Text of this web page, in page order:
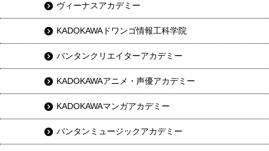
ヴィーナスアカデミー
KADOKAWAドワンゴ情報工科学院
バンタンクリエイターアカデミー
KADOKAWAアニメ・声優アカデミー
KADOKAWAマンガアカデミー
バンタンミュージックアカデミー